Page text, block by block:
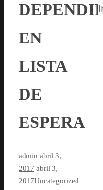
EN
LISTA
DE
ESPERA
admin abril 3,
2017 abril 3,
2017Uncategorized